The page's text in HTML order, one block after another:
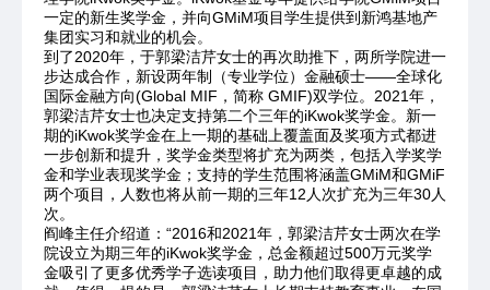
一定的新生奖学金，并向GMiM项目学生提供到新鸿基地产
集团实习和就业的机会。
到了2020年，于郭梁洁芹女士的再次助推下，两所学院进一
步达成合作，新设两年制（专业学位）金融硕士——全球化
国际金融方向(Global MIF，简称 GMIF)双学位。2021年，
郭梁洁芹女士也决定支持第二个三年的iKwok奖学金。新一
期的iKwok奖学金在上一期的基础上覆盖面及奖项方式都进
一步创新和提升，奖学金类型将扩充为两类，包括入学奖学
金和学业表现奖学金；支持的学生范围将涵盖GMiM和GMiF
两个项目，人数也将从前一期的三年12人次扩充为三年30人
次。
阎峰主任介绍道：“2016和2021年，郭梁洁芹女士两次在学
院设立为期三年的iKwok奖学金，总金额超过500万元奖学
金吸引了更多优秀学子选读项目，助力他们取得更卓越的成